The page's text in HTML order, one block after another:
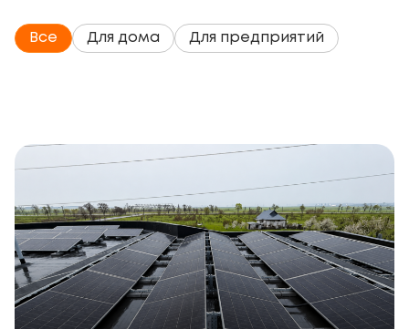
Все Для дома Для предприятий